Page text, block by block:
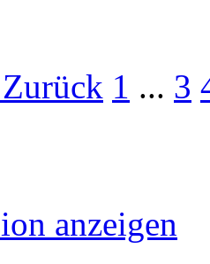
1 ... 3
anzeigen